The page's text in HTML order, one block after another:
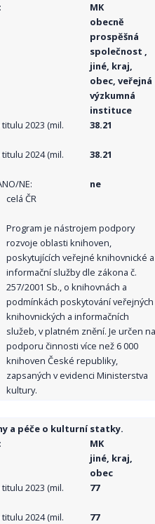
MK
obecně
prospěšná
společnost ,
jiné, kraj,
obec, veřejná
výzkumná
instituce
2023 (mil.
38.21
2024 (mil.
38.21
NE:
ne
celá ČR
Program je nástrojem podpory
rozvoje oblasti knihoven,
poskytujících veřejné knihovnické a
informační služby dle zákona č.
257/2001 Sb., o knihovnách a
podmínkách poskytování veřejných
knihovnických a informačních
služeb, v platném znění. Je určen na
podporu činnosti více než 6 000
knihoven České republiky,
zapsaných v evidenci Ministerstva
kultury.
a péče o kulturní statky.
MK
jiné, kraj,
obec
2023 (mil.
77
2024 (mil.
77